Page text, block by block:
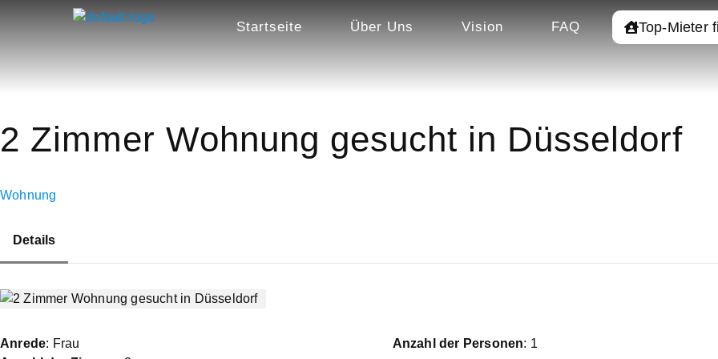
Startseite Über Uns Vision FAQ Top-Mieter
2 Zimmer Wohnung gesucht in Düsseldorf
Wohnung
Details
Anrede: Frau Anzahl der Personen: 1